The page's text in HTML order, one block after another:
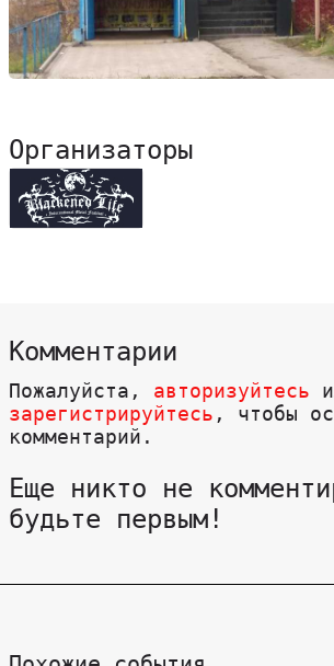
Организаторы
Комментарии
Пожалуйста, авторизуйтесь
зарегистрируйтесь , чтобы
комментарий.
Еще никто не
будьте первым!